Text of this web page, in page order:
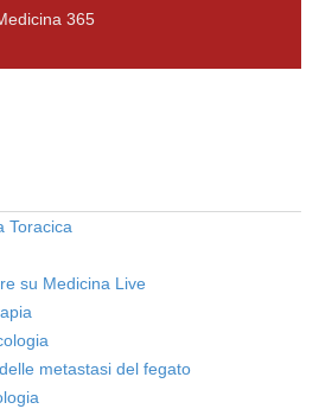
365
Toracica
su Medicina Live
metastasi del fegato